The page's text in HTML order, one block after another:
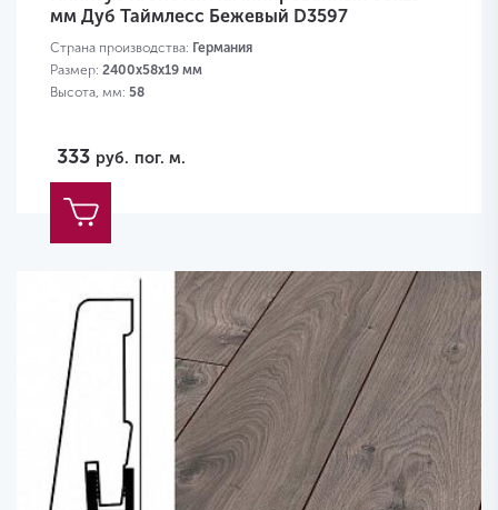
мм Дуб Таймлесс Бежевый D3597
Страна производства: Германия
Размер: 2400х58х19 мм
Высота, мм: 58
333 руб. пог. м.